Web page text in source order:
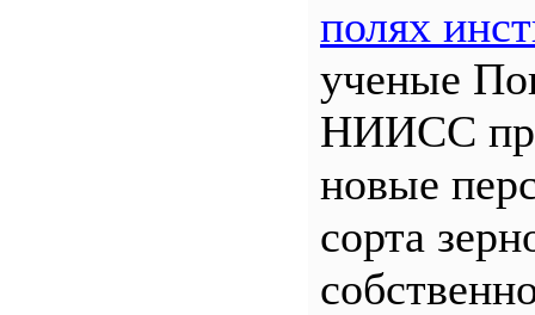
полях
ученые
НИИСС
новые
сорта